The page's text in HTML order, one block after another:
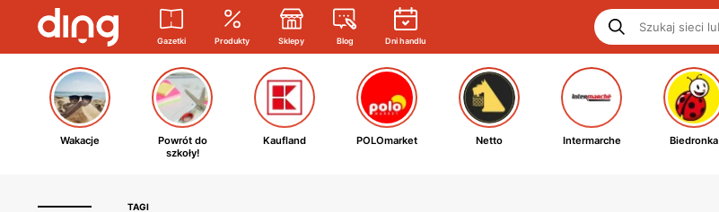
Gazetki Produkty Sklepy Blog Dni handlu
Wakacje
Powrót do
szkoły!
Kaufland POLOmarket Netto Intermarche Biedronka
TAGI